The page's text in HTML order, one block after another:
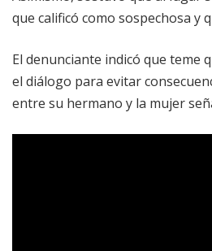
que calificó como sospechosa y
El denunciante indicó que teme
el diálogo para evitar
entre su hermano y la mujer